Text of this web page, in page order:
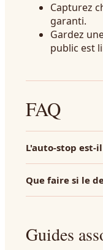
Capturez
garanti.
Gardez
public est
FAQ
L'auto-stop est-
Que faire si le
Guides